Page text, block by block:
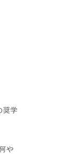
奨学
や